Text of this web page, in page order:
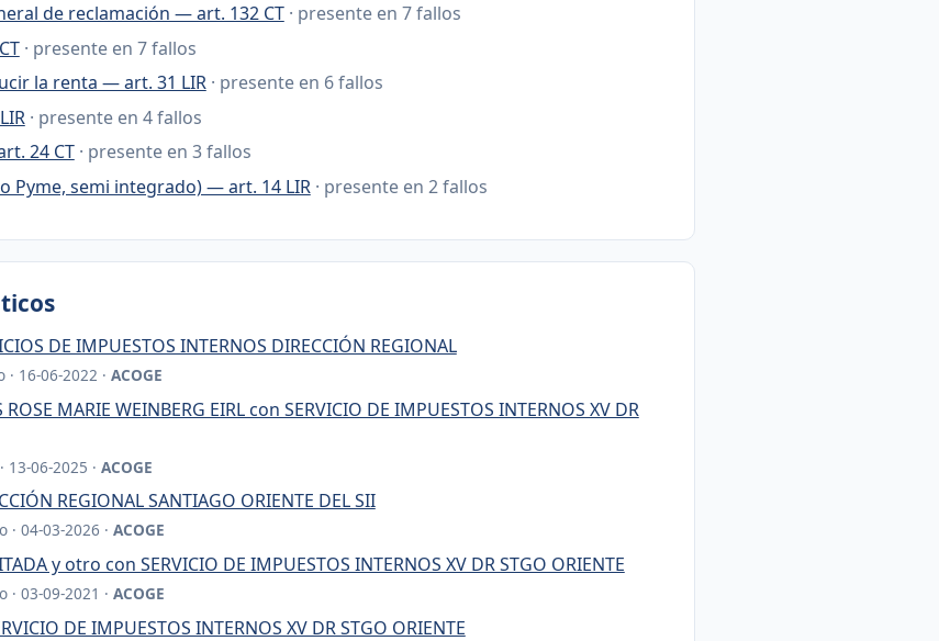
de reclamación — art. 132 CT · presente en 7 fallos
· presente en 7 fallos
la renta — art. 31 LIR · presente en 6 fallos
· presente en 4 fallos
24 CT · presente en 3 fallos
Pyme, semi integrado) — art. 14 LIR · presente en 2 fallos
DE IMPUESTOS INTERNOS DIRECCIÓN REGIONAL
16-06-2022 · ACOGE
MARIE WEINBERG EIRL con SERVICIO DE IMPUESTOS INTERNOS XV DR
06-2025 · ACOGE
REGIONAL SANTIAGO ORIENTE DEL SII
04-03-2026 · ACOGE
y otro con SERVICIO DE IMPUESTOS INTERNOS XV DR STGO ORIENTE
03-09-2021 · ACOGE
DE IMPUESTOS INTERNOS XV DR STGO ORIENTE